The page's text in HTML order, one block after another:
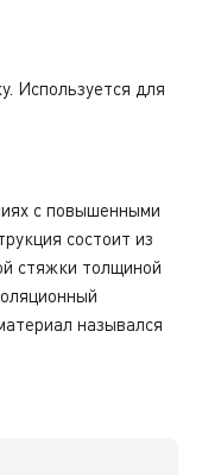
Используется для
с повышенными
состоит из
стяжки толщиной
назывался